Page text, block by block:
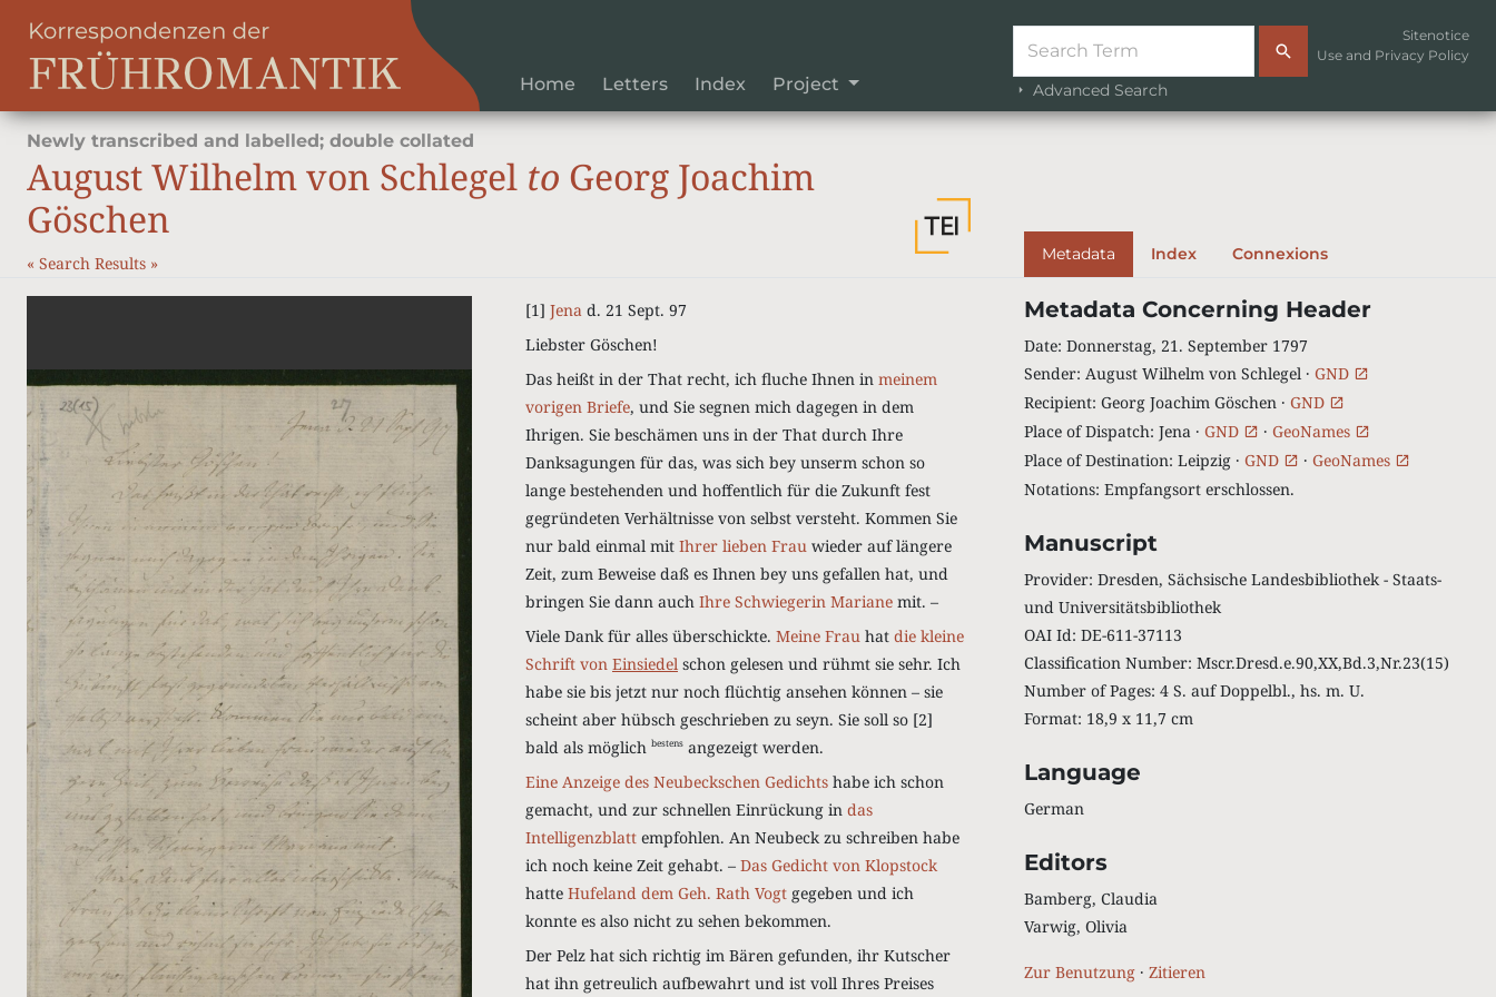
Home Letters Index Project Advanced Search
Sitenotice
Use and Privacy Policy
Newly transcribed and labelled; double collated
August Wilhelm von Schlegel to Georg Joachim
Göschen
« Search Results » Metadata Index Connexions
[1] Jenad. 21 Sept. 97
Liebster Göschen!
Das heißt in der That recht, ich fluche Ihnen in meinem
vorigen Briefe, und Sie segnen mich dagegen in dem
Ihrigen. Sie beschämen uns in der That durch Ihre
Danksagungen für das, was sich bey unserm schon so
lange bestehenden und hoffentlich für die Zukunft fest
gegründeten Verhältnisse von selbst versteht. Kommen Sie
nur bald einmal mit Ihrer lieben Frauwieder auf längere
Zeit, zum Beweise daß es Ihnen bey uns gefallen hat, und
bringen Sie dann auch Ihre Schwiegerin Marianemit. –
Viele Dank für alles überschickte. Meine Frauhat die kleine
Schrift von Einsiedelschon gelesen und rühmt sie sehr. Ich
habe sie bis jetzt nur noch flüchtig ansehen können – sie
scheint aber hübsch geschrieben zu seyn. Sie soll so [2]
bald als möglich bestensangezeigt werden.
Eine Anzeige des NeubeckschenGedichtshabe ich schon
gemacht, und zur schnellen Einrückung in das
Intelligenzblattempfohlen. An Neubeck zu schreiben habe
ich noch keine Zeit gehabt. – Das Gedicht von Klopstock
hatte Hufeland dem Geh. Rath Vogtgegeben und ich
konnte es also nicht zu sehen bekommen.
Der Pelz hat sich richtig im Bären gefunden, ihr Kutscher
hat ihn getreulich aufbewahrt und ist voll Ihres Preises
Metadata Concerning Header
Date: Donnerstag, 21. September 1797
Sender: August Wilhelm von Schlegel · GND
Recipient: Georg Joachim Göschen · GND
Place of Dispatch: Jena · GND · GeoNames
Place of Destination: Leipzig · GND · GeoNames
Notations: Empfangsort erschlossen.
Manuscript
Provider: Dresden, Sächsische Landesbibliothek - Staats-
und Universitätsbibliothek
OAI Id: DE-611-37113
Classification Number: Mscr.Dresd.e.90,XX,Bd.3,Nr.23(15)
Number of Pages: 4 S. auf Doppelbl., hs. m. U.
Format: 18,9 x 11,7 cm
Language
German
Editors
Bamberg, Claudia
Varwig, Olivia
Zur Benutzung· Zitieren